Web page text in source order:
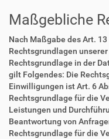
Maßgebliche
Nach Maßgabe des Art.
Rechtsgrundlagen
Rechtsgrundlage in der
gilt Folgendes: Die
Einwilligungen ist Art. 6
Rechtsgrundlage für die
Leistungen und
Beantwortung von
Rechtsgrundlage für die